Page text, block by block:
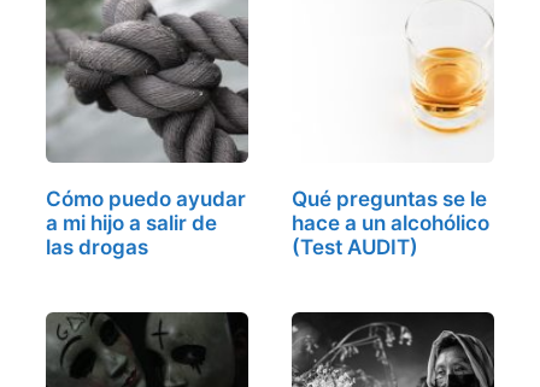
Cómo puedo ayudar
a mi hijo a salir de
las drogas
Qué preguntas se le
hace a un alcohólico
(Test AUDIT)